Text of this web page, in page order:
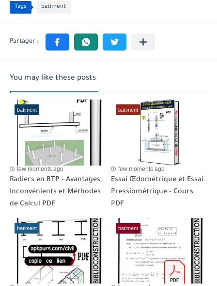
Tags batiment
You may like these posts
batiment
few moments ago
Radiers en BTP - Avantages,
Inconvénients et Méthodes
de Calcul PDF
batiment
few moments ago
Essai Œdométrique et Essai
Pressiométrique - Cours
PDF
batiment batiment